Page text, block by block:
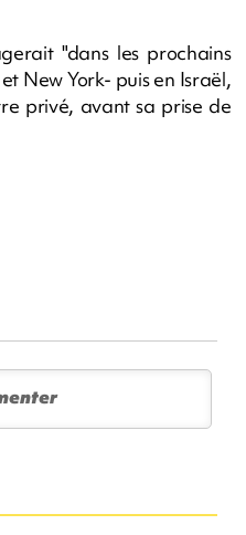
"dans les prochains
New York- puis en Israël,
privé, avant sa prise de